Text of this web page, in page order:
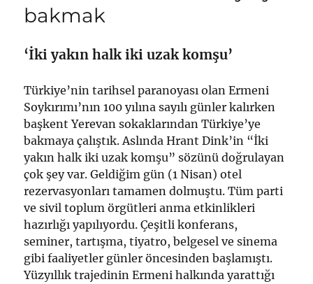
bakmak
‘İki yakın halk iki uzak komşu’
Türkiye’nin tarihsel paranoyası olan Ermeni
Soykırımı’nın 100 yılına sayılı günler kalırken
başkent Yerevan sokaklarından Türkiye’ye
bakmaya çalıştık. Aslında Hrant Dink’in “İki
yakın halk iki uzak komşu” sözünü doğrulayan
çok şey var. Geldiğim gün (1 Nisan) otel
rezervasyonları tamamen dolmuştu. Tüm parti
ve sivil toplum örgütleri anma etkinlikleri
hazırlığı yapılıyordu. Çeşitli konferans,
seminer, tartışma, tiyatro, belgesel ve sinema
gibi faaliyetler günler öncesinden başlamıştı.
Yüzyıllık trajedinin Ermeni halkında yarattığı